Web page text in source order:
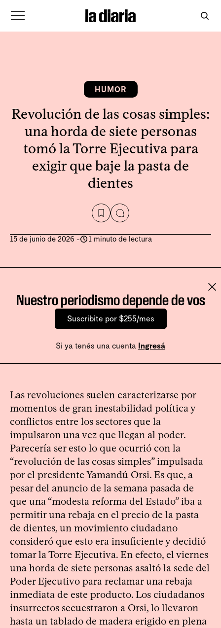
HUMOR
Revolución de las cosas simples:
una horda de siete personas
tomó la Torre Ejecutiva para
exigir que baje la pasta de
dientes
15 de junio de 2026 - 1 minuto de lectura
Nuestro periodismo depende de vos
Suscribite por $255/mes
Si ya tenés una cuenta Ingresá
Las revoluciones suelen caracterizarse por
momentos de gran inestabilidad política y
conflictos entre los sectores que la
impulsaron una vez que llegan al poder.
Parecería ser esto lo que ocurrió con la
“revolución de las cosas simples” impulsada
por el presidente Yamandú Orsi. Es que, a
pesar del anuncio de la semana pasada de
que una “modesta reforma del Estado” iba a
permitir una rebaja en el precio de la pasta
de dientes, un movimiento ciudadano
consideró que esto era insuficiente y decidió
tomar la Torre Ejecutiva. En efecto, el viernes
una horda de siete personas asaltó la sede del
Poder Ejecutivo para reclamar una rebaja
inmediata de este producto. Los ciudadanos
insurrectos secuestraron a Orsi, lo llevaron
hasta un tablado de madera erigido en plena